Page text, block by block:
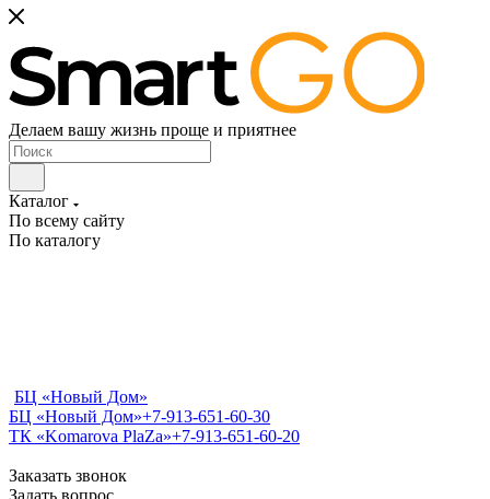
Делаем вашу жизнь проще и приятнее
Каталог
По всему сайту
По каталогу
БЦ «Новый Дом»
БЦ «Новый Дом»+7-913-651-60-30
ТК «Komarova PlaZa»+7-913-651-60-20
Заказать звонок
Задать вопрос